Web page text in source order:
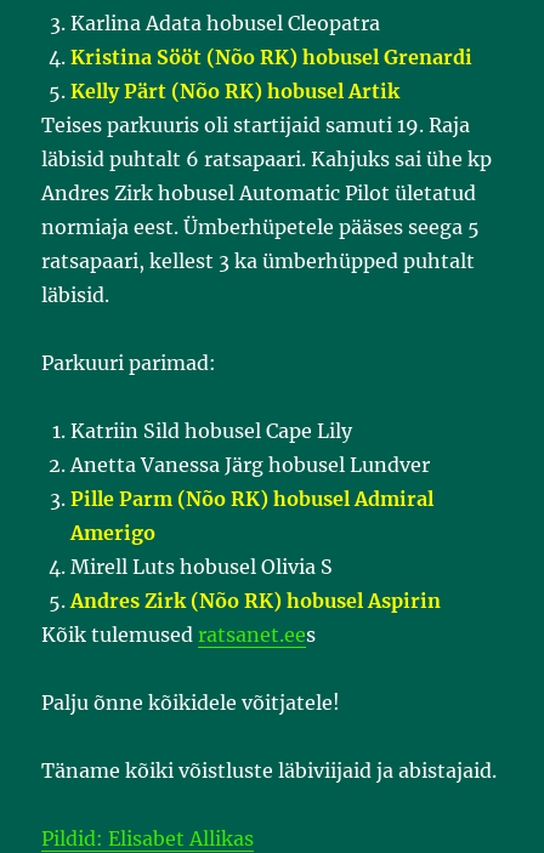
Karlina Adata hobusel Cleopatra
Kristina Sööt (Nõo RK) hobusel Grenardi
Kelly Pärt (Nõo RK) hobusel Artik
Teises parkuuris oli startijaid samuti 19. Raja
läbisid puhtalt 6 ratsapaari. Kahjuks sai ühe kp
Andres Zirk hobusel Automatic Pilot ületatud
normiaja eest. Ümberhüpetele pääses seega 5
ratsapaari, kellest 3 ka ümberhüpped puhtalt
läbisid.
Parkuuri parimad:
Katriin Sild hobusel Cape Lily
Anetta Vanessa Järg hobusel Lundver
Pille Parm (Nõo RK) hobusel Admiral
Amerigo
Mirell Luts hobusel Olivia S
Andres Zirk (Nõo RK) hobusel Aspirin
Kõik tulemusedratsanet.ees
Palju õnne kõikidele võitjatele!
Täname kõiki võistluste läbiviijaid ja abistajaid.
Pildid: Elisabet Allikas